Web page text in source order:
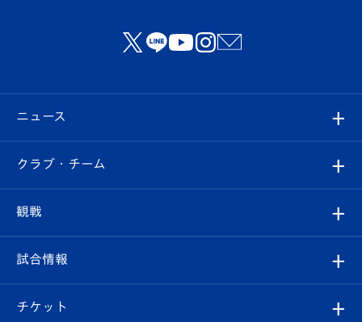
ニュース
すべて
クラブ
試合情報
クラブ・チーム
クラブ概要
観戦
観戦ルール
試合情報
試合日程/結果
チケット